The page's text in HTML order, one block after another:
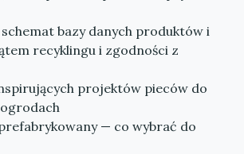
bazy danych produktów i
recyklingu i zgodności z
projektów pieców do
— co wybrać do